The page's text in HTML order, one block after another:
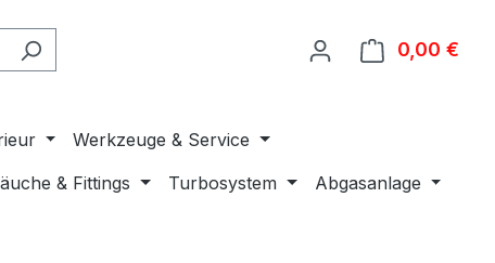
0,00 €
Werkzeuge & Service
& Fittings Turbosystem Abgasanlage